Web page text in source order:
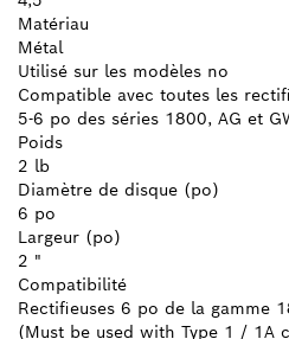
Matériau
Métal
Utilisé sur les modèles no
Compatible avec toutes les
5-6 po des séries 1800, AG et
Poids
2 lb
Diamètre de disque (po)
6 po
Largeur (po)
2 "
Compatibilité
Rectifieuses 6 po de la gamme
(Must be used with Type 1 / 1A